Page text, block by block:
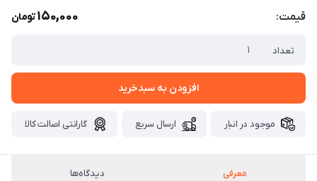
قیمت: 150,000تومان
تعداد
افزودن به سبدخرید
موجود در انبار ارسال سریع گارانتی اصالت کالا
معرفی دیدگاه‌ها